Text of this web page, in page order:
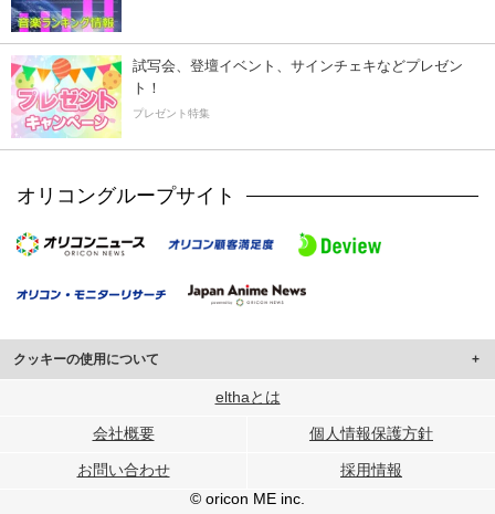
試写会、登壇イベント、サインチェキなどプレゼン
ト！
プレゼント特集
オリコングループサイト
クッキーの使用について
このサイトでは Cookie を使用して、ユーザーに合わせたコンテンツや広告の
行っています。
メディアや広告配信、データ解析の各パートナーに提供しています。
ユーザーが各パートナーのサービスを使用したときに収集した他の情報を組み
elthaとは
会社概要 個人情報保護方針
お問い合わせ
採用情報
© oricon ME inc.